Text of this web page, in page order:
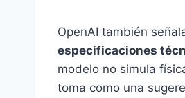
OpenAI también
especificaciones
modelo no simula
toma como una